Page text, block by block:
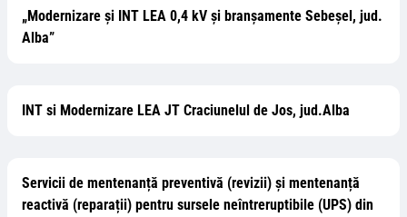
„Modernizare și INT LEA 0,4 kV și branșamente Sebeșel, jud.
Alba”
INT si Modernizare LEA JT Craciunelul de Jos, jud.Alba
Servicii de mentenanță preventivă (revizii) și mentenanță
reactivă (reparații) pentru sursele neîntreruptibile (UPS) din